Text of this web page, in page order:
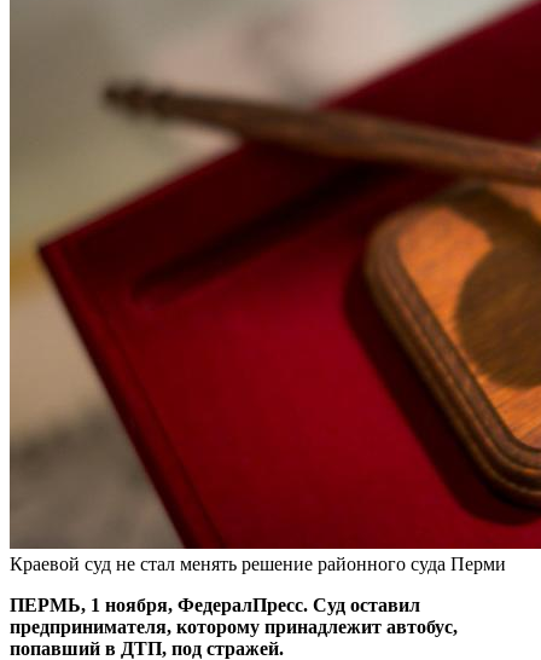
Краевой суд не стал менять решение районного суда Перми
ПЕРМЬ, 1 ноября, ФедералПресс. Суд оставил
предпринимателя, которому принадлежит автобус,
попавший в ДТП, под стражей.